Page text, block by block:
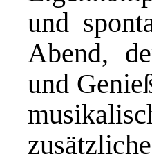
und
Abend,
und